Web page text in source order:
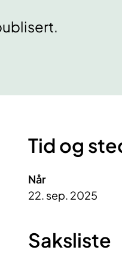
Tid og
Når
22. sep. 2025
Saksliste